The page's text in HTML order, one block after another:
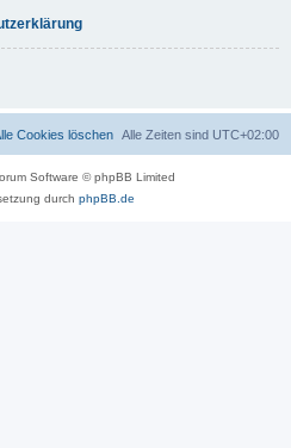
Alle Zeiten sind UTC+02:00
Cookies löschen
Software © phpBB Limited
durch phpBB.de